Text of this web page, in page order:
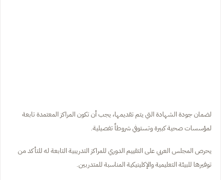
لضمان جودة الشهادة التي يتم تقديمها، يجب أن تكون المراكز المعتمدة تابعة
لمؤسسات صحية كبيرة وتستوفي شروطاً تفصيلية.
يحرص المجلس العربي على التقييم الدوري للمراكز التدريبية التابعة له للتأكد من
توفيرها للبيئة التعليمية والإكلينيكية المناسبة للمتدربين.